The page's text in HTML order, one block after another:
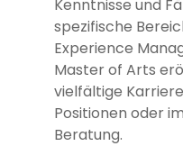
Kenntnisse und
spezifische
Experience
Master of Arts
vielfältige
Positionen oder
Beratung.